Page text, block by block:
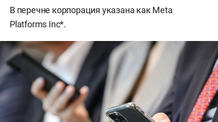
В перечне корпорация указана как Meta
Platforms Inc*.